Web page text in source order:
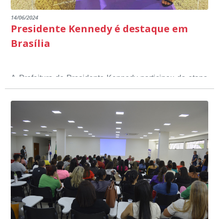
14/06/2024
Presidente Kennedy é destaque em
Brasília
A Prefeitura de Presidente Kennedy participou da etapa
nacional do 12º Prêmio Sebrae Prefeitura
Empreendedora, que visou valorizar e destacar o papel
dos gestores públicos comprometidos com o
desenvolvimento socioeconômico dos municípios, a
partir de iniciativas que estimulam o empreendedorismo,
a competitividade dos pequenos negócios e a
modernização da gestão pública local. O evento
aconteceu nesta terça-feira (11) em Brasília.
O município, conquistou o primeiro lugar na etapa
estadual, sendo premiado com o troféu ouro, na